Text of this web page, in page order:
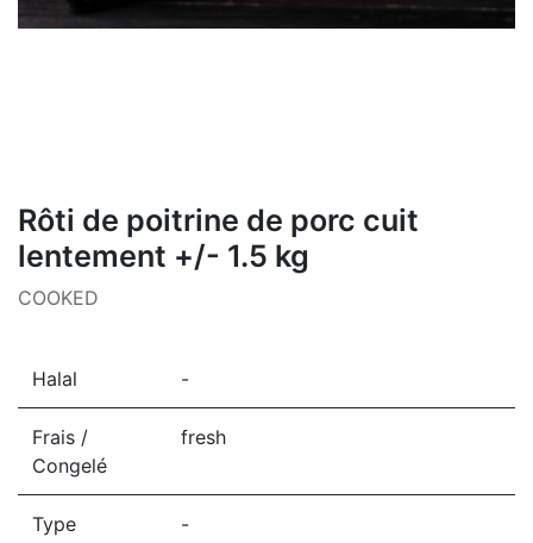
Rôti de poitrine de porc cuit
lentement +/- 1.5 kg
COOKED
Halal -
Frais /
Congelé
fresh
Type
-